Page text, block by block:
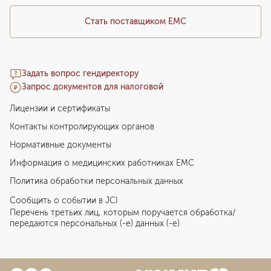
Стать поставщиком ЕМС
Задать вопрос гендиректору
Запрос документов для налоговой
Лицензии и сертификаты
Контакты контролирующих органов
Нормативные документы
Информация о медицинских работниках EMC
Политика обработки персональных данных
Сообщить о событии в JCI
Перечень третьих лиц, которым поручается обработка/
передаются персональных (-е) данных (-е)